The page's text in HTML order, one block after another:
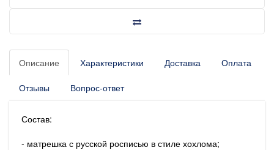
Описание Характеристики Доставка Оплата
Отзывы Вопрос-ответ
Состав:
- матрешка с русской росписью в стиле хохлома;